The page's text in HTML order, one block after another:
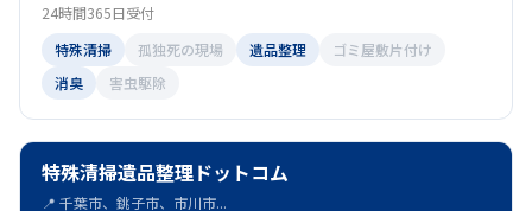
24時間365日受付
特殊清掃
孤独死の現場 遺品整理
ゴミ屋敷片付け
消臭
害虫駆除
特殊清掃遺品整理ドットコム
📍 千葉市、銚子市、市川市...